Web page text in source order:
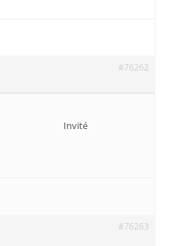
#76262
Invité
#76263